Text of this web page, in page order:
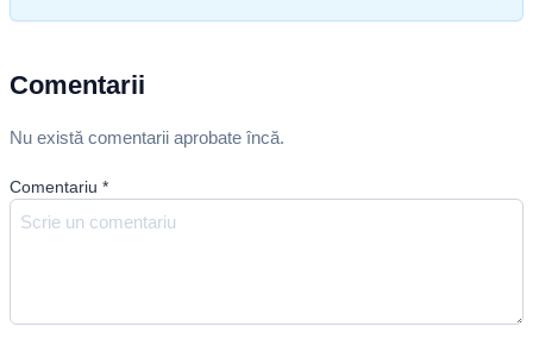
Comentarii
Nu există comentarii aprobate încă.
Comentariu *